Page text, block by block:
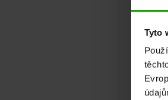
Tyto
Granatium precious